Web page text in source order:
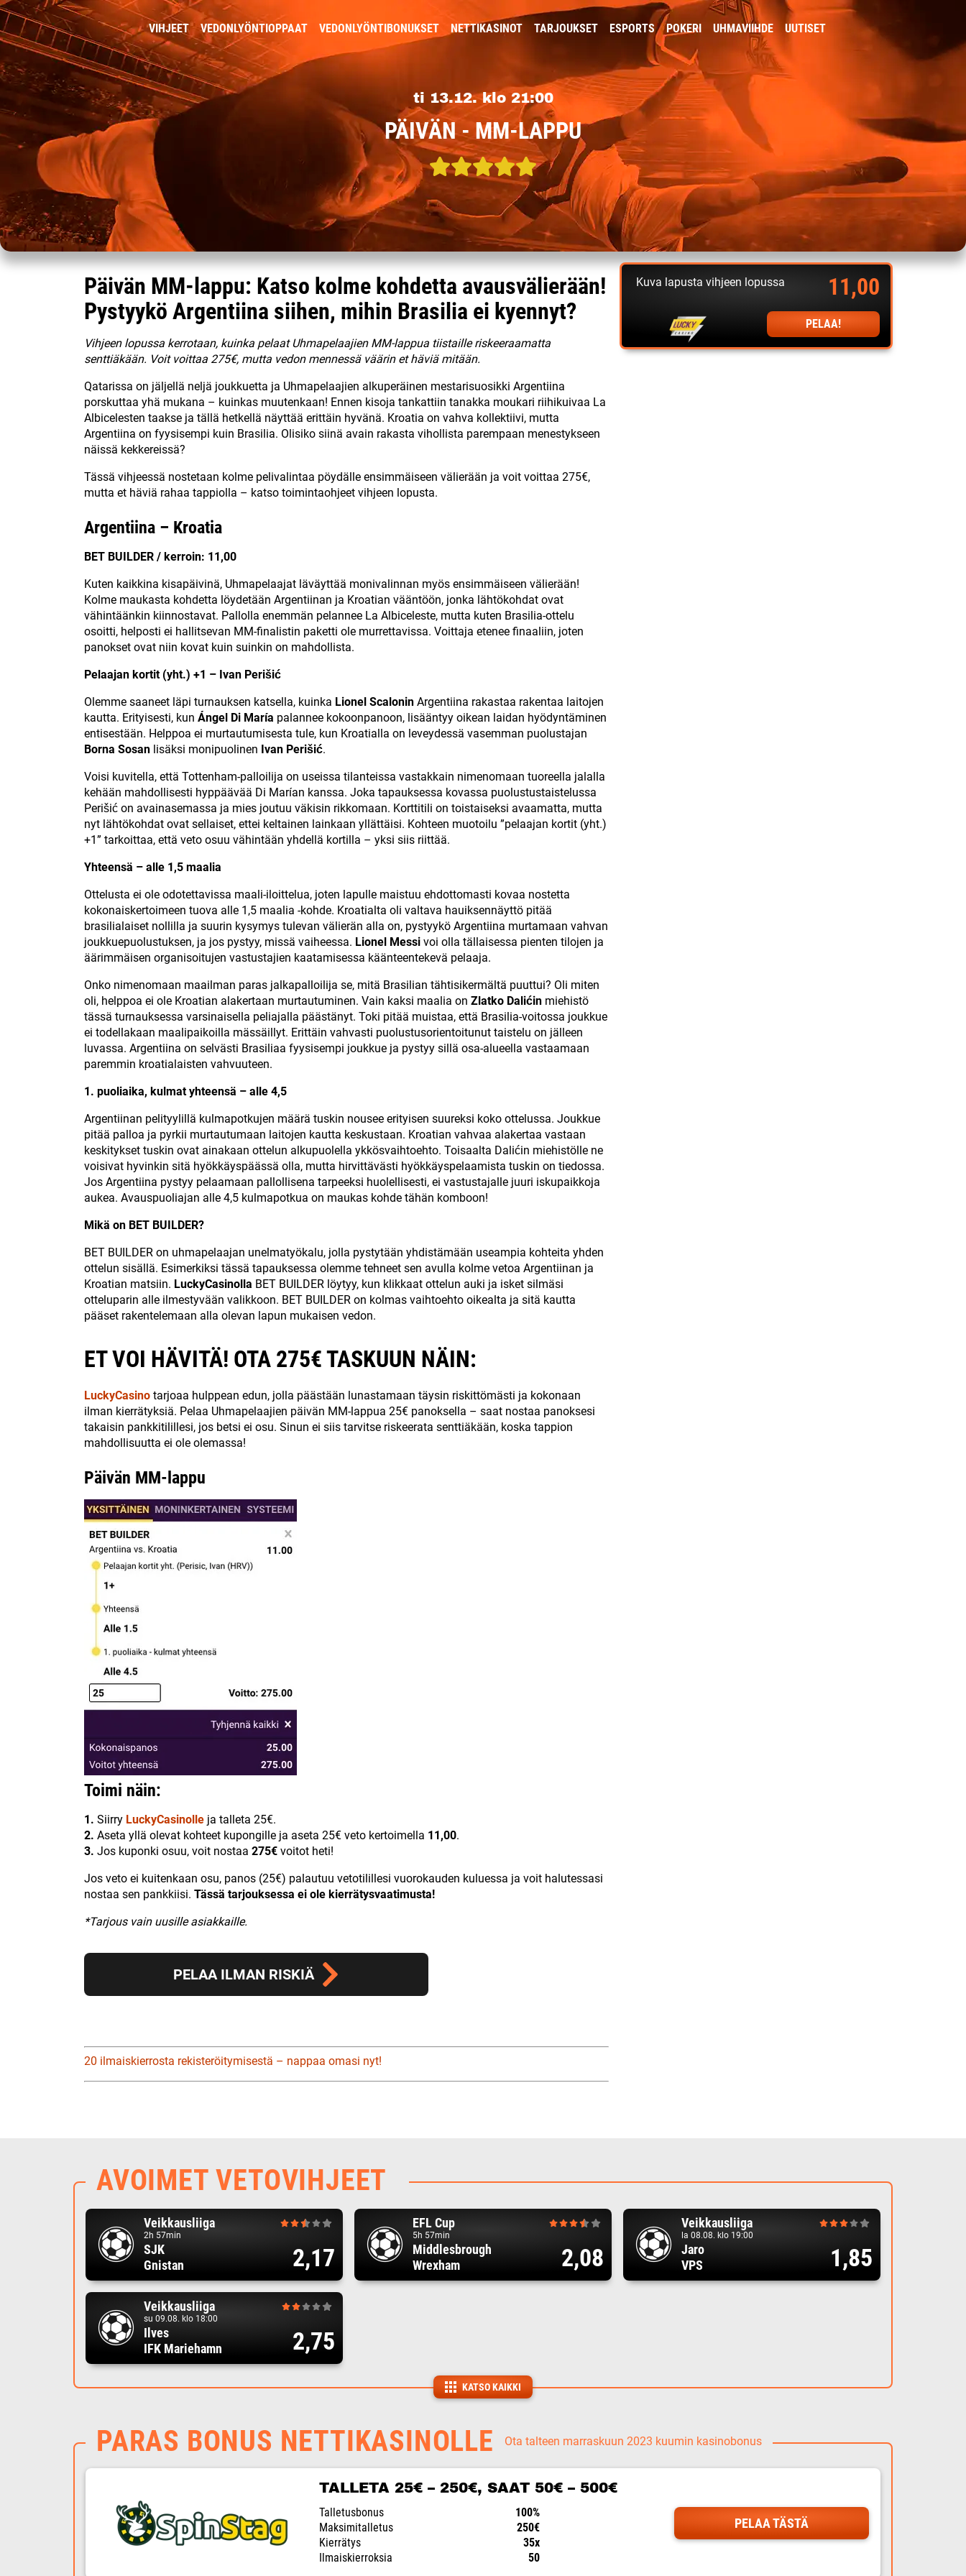
VIHJEET VEDONLYÖNTIOPPAAT VEDONLYÖNTIBONUKSET NETTIKASINOT TARJOUKSET ESPORTS POKERI UHMAVIIHDE UUTISET
ti 13.12. klo 21:00
PÄIVÄN - MM-LAPPU
Kuva lapusta vihjeen lopussa 11,00
PELAA!
Päivän MM-lappu: Katso kolme kohdetta avausvälierään!
Pystyykö Argentiina siihen, mihin Brasilia ei kyennyt?
Vihjeen lopussa kerrotaan, kuinka pelaat Uhmapelaajien MM-lappua tiistaille riskeeraamatta
senttiäkään. Voit voittaa 275€, mutta vedon mennessä väärin et häviä mitään.
Qatarissa on jäljellä neljä joukkuetta ja Uhmapelaajien alkuperäinen mestarisuosikki Argentiina
porskuttaa yhä mukana – kuinkas muutenkaan! Ennen kisoja tankattiin tanakka moukari riihikuivaa La
Albicelesten taakse ja tällä hetkellä näyttää erittäin hyvänä. Kroatia on vahva kollektiivi, mutta
Argentiina on fyysisempi kuin Brasilia. Olisiko siinä avain rakasta vihollista parempaan menestykseen
näissä kekkereissä?
Tässä vihjeessä nostetaan kolme pelivalintaa pöydälle ensimmäiseen välierään ja voit voittaa 275€,
mutta et häviä rahaa tappiolla – katso toimintaohjeet vihjeen lopusta.
Argentiina – Kroatia
BET BUILDER / kerroin: 11,00
Kuten kaikkina kisapäivinä, Uhmapelaajat läväyttää monivalinnan myös ensimmäiseen välierään!
Kolme maukasta kohdetta löydetään Argentiinan ja Kroatian vääntöön, jonka lähtökohdat ovat
vähintäänkin kiinnostavat. Pallolla enemmän pelannee La Albiceleste, mutta kuten Brasilia-ottelu
osoitti, helposti ei hallitsevan MM-finalistin paketti ole murrettavissa. Voittaja etenee finaaliin, joten
panokset ovat niin kovat kuin suinkin on mahdollista.
Pelaajan kortit (yht.) +1 – Ivan Perišić
Olemme saaneet läpi turnauksen katsella, kuinka Lionel Scalonin Argentiina rakastaa rakentaa laitojen
kautta. Erityisesti, kun Ángel Di María palannee kokoonpanoon, lisääntyy oikean laidan hyödyntäminen
entisestään. Helppoa ei murtautumisesta tule, kun Kroatialla on leveydessä vasemman puolustajan
Borna Sosan lisäksi monipuolinen Ivan Perišić.
Voisi kuvitella, että Tottenham-palloilija on useissa tilanteissa vastakkain nimenomaan tuoreella jalalla
kehään mahdollisesti hyppäävää Di Marían kanssa. Joka tapauksessa kovassa puolustustaistelussa
Perišić on avainasemassa ja mies joutuu väkisin rikkomaan. Korttitili on toistaiseksi avaamatta, mutta
nyt lähtökohdat ovat sellaiset, ettei keltainen lainkaan yllättäisi. Kohteen muotoilu ”pelaajan kortit (yht.)
+1” tarkoittaa, että veto osuu vähintään yhdellä kortilla – yksi siis riittää.
Yhteensä – alle 1,5 maalia
Ottelusta ei ole odotettavissa maali-iloittelua, joten lapulle maistuu ehdottomasti kovaa nostetta
kokonaiskertoimeen tuova alle 1,5 maalia -kohde. Kroatialta oli valtava hauiksennäyttö pitää
brasilialaiset nollilla ja suurin kysymys tulevan välierän alla on, pystyykö Argentiina murtamaan vahvan
joukkuepuolustuksen, ja jos pystyy, missä vaiheessa. Lionel Messi voi olla tällaisessa pienten tilojen ja
äärimmäisen organisoitujen vastustajien kaatamisessa käänteentekevä pelaaja.
Onko nimenomaan maailman paras jalkapalloilija se, mitä Brasilian tähtisikermältä puuttui? Oli miten
oli, helppoa ei ole Kroatian alakertaan murtautuminen. Vain kaksi maalia on Zlatko Dalićin miehistö
tässä turnauksessa varsinaisella peliajalla päästänyt. Toki pitää muistaa, että Brasilia-voitossa joukkue
ei todellakaan maalipaikoilla mässäillyt. Erittäin vahvasti puolustusorientoitunut taistelu on jälleen
luvassa. Argentiina on selvästi Brasiliaa fyysisempi joukkue ja pystyy sillä osa-alueella vastaamaan
paremmin kroatialaisten vahvuuteen.
1. puoliaika, kulmat yhteensä – alle 4,5
Argentiinan pelityylillä kulmapotkujen määrä tuskin nousee erityisen suureksi koko ottelussa. Joukkue
pitää palloa ja pyrkii murtautumaan laitojen kautta keskustaan. Kroatian vahvaa alakertaa vastaan
keskitykset tuskin ovat ainakaan ottelun alkupuolella ykkösvaihtoehto. Toisaalta Dalićin miehistölle ne
voisivat hyvinkin sitä hyökkäyspäässä olla, mutta hirvittävästi hyökkäyspelaamista tuskin on tiedossa.
Jos Argentiina pystyy pelaamaan pallollisena tarpeeksi huolellisesti, ei vastustajalle juuri iskupaikkoja
aukea. Avauspuoliajan alle 4,5 kulmapotkua on maukas kohde tähän komboon!
Mikä on BET BUILDER?
BET BUILDER on uhmapelaajan unelmatyökalu, jolla pystytään yhdistämään useampia kohteita yhden
ottelun sisällä. Esimerkiksi tässä tapauksessa olemme tehneet sen avulla kolme vetoa Argentiinan ja
Kroatian matsiin. LuckyCasinolla BET BUILDER löytyy, kun klikkaat ottelun auki ja isket silmäsi
otteluparin alle ilmestyvään valikkoon. BET BUILDER on kolmas vaihtoehto oikealta ja sitä kautta
pääset rakentelemaan alla olevan lapun mukaisen vedon.
ET VOI HÄVITÄ! OTA 275€ TASKUUN NÄIN:
LuckyCasino tarjoaa hulppean edun, jolla päästään lunastamaan täysin riskittömästi ja kokonaan
ilman kierrätyksiä. Pelaa Uhmapelaajien päivän MM-lappua 25€ panoksella – saat nostaa panoksesi
takaisin pankkitilillesi, jos betsi ei osu. Sinun ei siis tarvitse riskeerata senttiäkään, koska tappion
mahdollisuutta ei ole olemassa!
Päivän MM-lappu
Toimi näin:
1. Siirry LuckyCasinolle ja talleta 25€.
2. Aseta yllä olevat kohteet kupongille ja aseta 25€ veto kertoimella 11,00.
3. Jos kuponki osuu, voit nostaa 275€ voitot heti!
Jos veto ei kuitenkaan osu, panos (25€) palautuu vetotilillesi vuorokauden kuluessa ja voit halutessasi
nostaa sen pankkiisi. Tässä tarjouksessa ei ole kierrätysvaatimusta!
*Tarjous vain uusille asiakkaille.
PELAA ILMAN RISKIÄ
20 ilmaiskierrosta rekisteröitymisestä – nappaa omasi nyt!
AVOIMET VETOVIHJEET
Veikkausliiga
2h 57min
SJK
Gnistan
2,17
EFL Cup
5h 57min
Middlesbrough
Wrexham
2,08
Veikkausliiga
la 08.08. klo 19:00
Jaro
VPS
1,85
Veikkausliiga
su 09.08. klo 18:00
Ilves
IFK Mariehamn
2,75
KATSO KAIKKI
PARAS BONUS NETTIKASINOLLE Ota talteen marraskuun 2023 kuumin kasinobonus
TALLETA 25€ – 250€, SAAT 50€ – 500€
Talletusbonus
100%
Maksimitalletus
250€
Kierrätys
35x
Ilmaiskierroksia
50
PELAA TÄSTÄ